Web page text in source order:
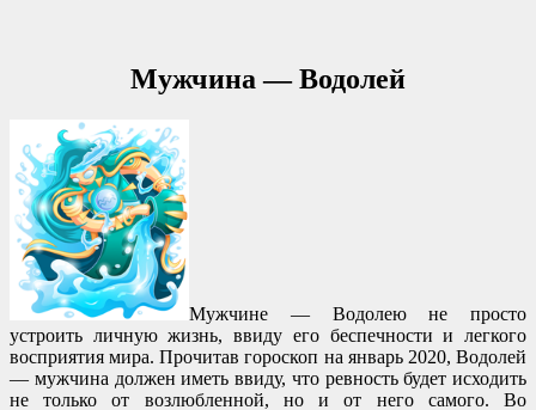
Мужчина — Водолей
Мужчине — Водолею не просто
устроить личную жизнь, ввиду его беспечности и легкого
восприятия мира. Прочитав гороскоп на январь 2020, Водолей
— мужчина должен иметь ввиду, что ревность будет исходить
не только от возлюбленной, но и от него самого. Во